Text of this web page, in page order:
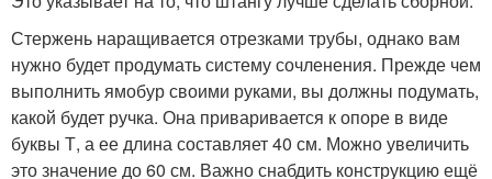
Стержень наращивается отрезками трубы, однако вам
нужно будет продумать систему сочленения. Прежде чем
выполнить ямобур своими руками, вы должны подумать,
какой будет ручка. Она приваривается к опоре в виде
буквы Т, а ее длина составляет 40 см. Можно увеличить
это значение до 60 см. Важно снабдить конструкцию ещё